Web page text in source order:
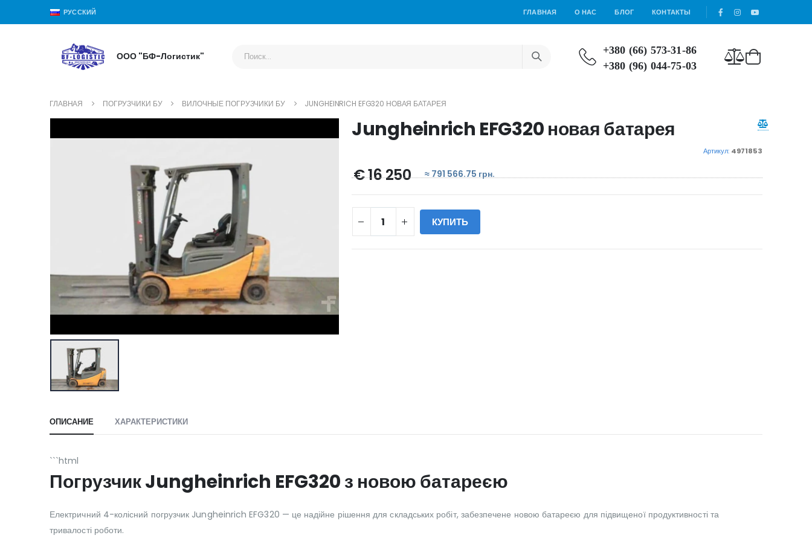
РУССКИЙ ГЛАВНАЯ О НАС БЛОГ КОНТАКТЫ
ООО "БФ-Логистик"
+380 (66) 573-31-86
+380 (96) 044-75-03
ГЛАВНАЯ ПОГРУЗЧИКИ БУ ВИЛОЧНЫЕ ПОГРУЗЧИКИ БУ JUNGHEINRICH EFG320 НОВАЯ БАТАРЕЯ
Jungheinrich EFG320 новая батарея
Артикул: 4971853
€ 16 250 ≈ 791 566.75 грн.
КУПИТЬ
ОПИСАНИЕ ХАРАКТЕРИСТИКИ
```html
Погрузчик Jungheinrich EFG320 з новою батареєю
Електричний 4-колісний погрузчик Jungheinrich EFG320 — це надійне рішення для складських робіт, забезпечене новою батареєю для підвищеної продуктивності та
тривалості роботи.